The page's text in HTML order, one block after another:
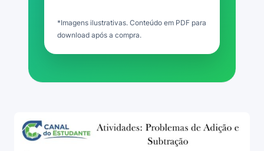
D) 1.650 laranjas
Ver resposta
18) A diferença entre dois
*Imagens ilustrativas. Conteúdo em PDF para
download após a compra.